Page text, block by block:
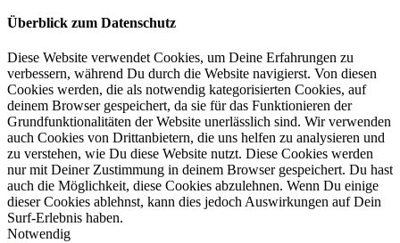
Überblick zum Datenschutz
Diese Website verwendet Cookies, um Deine Erfahrungen zu
verbessern, während Du durch die Website navigierst. Von diesen
Cookies werden, die als notwendig kategorisierten Cookies, auf
deinem Browser gespeichert, da sie für das Funktionieren der
Grundfunktionalitäten der Website unerlässlich sind. Wir verwenden
auch Cookies von Drittanbietern, die uns helfen zu analysieren und
zu verstehen, wie Du diese Website nutzt. Diese Cookies werden
nur mit Deiner Zustimmung in deinem Browser gespeichert. Du hast
auch die Möglichkeit, diese Cookies abzulehnen. Wenn Du einige
dieser Cookies ablehnst, kann dies jedoch Auswirkungen auf Dein
Surf-Erlebnis haben.
Notwendig